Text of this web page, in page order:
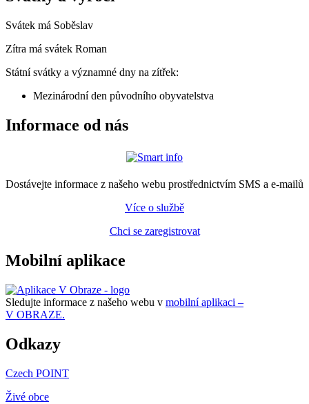
Svátek má Soběslav
Zítra má svátek Roman
Státní svátky a významné dny na zítřek:
Mezinárodní den původního obyvatelstva
Informace od nás
Dostávejte informace z našeho webu prostřednictvím SMS a e-mailů
Více o službě
Chci se zaregistrovat
Mobilní aplikace
Sledujte informace z našeho webu v mobilní aplikaci –
V OBRAZE.
Odkazy
Czech POINT
Živé obce